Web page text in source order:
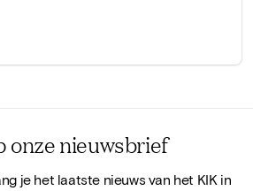
onze nieuwsbrief
je het laatste nieuws van het KIK in